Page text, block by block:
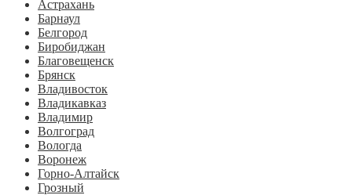
Астрахань
Барнаул
Белгород
Биробиджан
Благовещенск
Брянск
Владивосток
Владикавказ
Владимир
Волгоград
Вологда
Воронеж
Горно-Алтайск
Грозный